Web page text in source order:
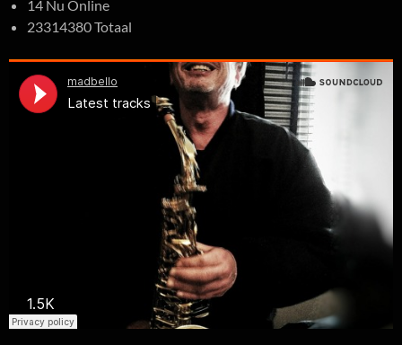
14 Nu Online
23314380 Totaal